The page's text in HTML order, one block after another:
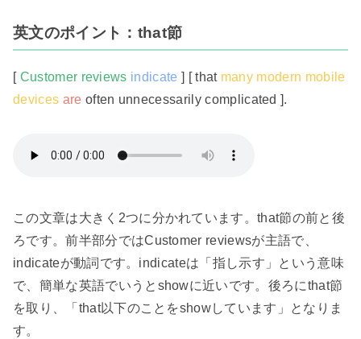
英文のポイント：that節
[ Customer reviews indicate ] [ that many modern mobile
devices are often unnecessarily complicated ].
この文章は大きく2つに分かれています。that節の前と後
ろです。前半部分ではCustomer reviewsが主語で、
indicateが動詞です。indicateは「指し示す」という意味
で、簡単な英語でいうとshowに近いです。後ろにthat節
を取り、「that以下のことをshowしています」となりま
す。